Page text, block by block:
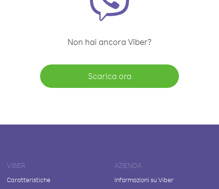
Non hai ancora Viber?
Scarica ora
VIBER
Caratteristiche
AZIENDA
Informazioni su Viber